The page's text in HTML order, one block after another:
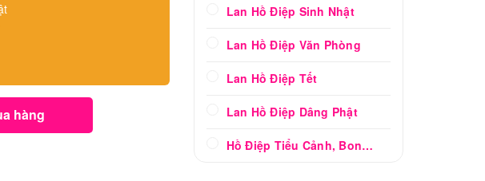
hàng
Lan Hồ Điệp Sinh Nhật
Lan Hồ Điệp Văn Phòng
Lan Hồ Điệp Tết
Lan Hồ Điệp Dâng Phật
Hồ Điệp Tiểu Cảnh, Bonsai